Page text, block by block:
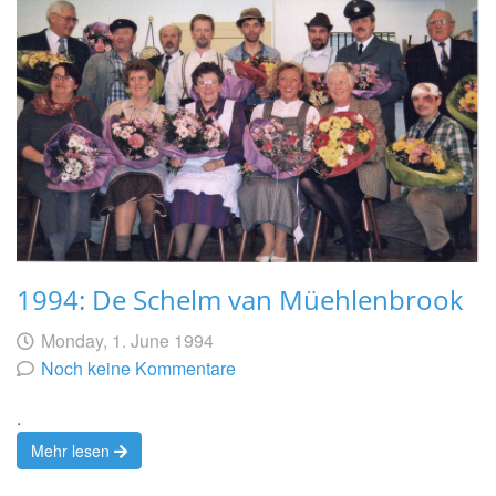
1994: De Schelm van Müehlenbrook
Geschrieben
von
am Monday, 1. June 1994
Noch keine Kommentare
.
Mehr lesen